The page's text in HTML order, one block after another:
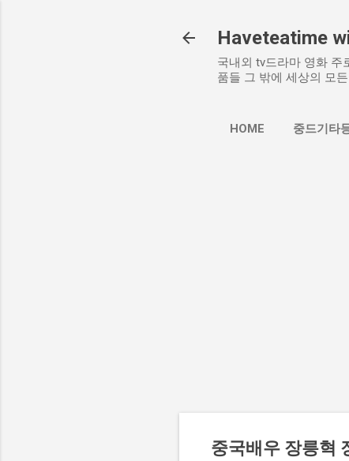
Haveteatime
국내외 tv드라마 영화 주
품들 그 밖에 세상의 모
HOME 중드기타
중국배우 장릉혁